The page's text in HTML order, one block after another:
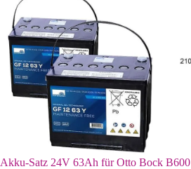
Akku-Satz 24V 63Ah für Otto Bock B600